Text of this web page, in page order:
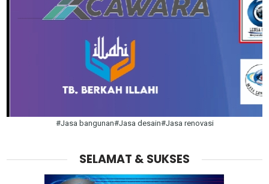
#Jasa bangunan#Jasa desain#Jasa renovasi
SELAMAT & SUKSES